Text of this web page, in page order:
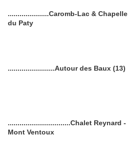
.....................Caromb-Lac & Chapelle
du Paty
........................Autour des Baux (13)
................................Chalet Reynard -
Mont Ventoux